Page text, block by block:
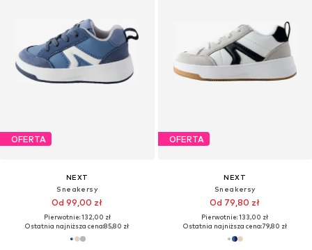
OFERTA
NEXT
Sneakersy
Od 99,00 zł
Pierwotnie: 132,00 zł
Ostatnia najniższa cena:85,80 zł
OFERTA
NEXT
Sneakersy
Od 79,80 zł
Pierwotnie: 133,00 zł
Ostatnia najniższa cena:79,80 zł